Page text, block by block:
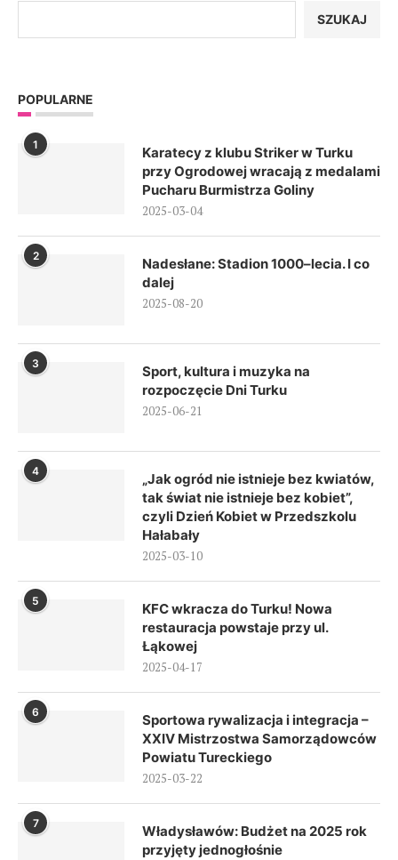
SZUKAJ
POPULARNE
1
Karatecy z klubu Striker w Turku
przy Ogrodowej wracają z medalami
Pucharu Burmistrza Goliny
2025-03-04
2
Nadesłane: Stadion 1000–lecia. I co
dalej
2025-08-20
3
Sport, kultura i muzyka na
rozpoczęcie Dni Turku
2025-06-21
4
„Jak ogród nie istnieje bez kwiatów,
tak świat nie istnieje bez kobiet”,
czyli Dzień Kobiet w Przedszkolu
Hałabały
2025-03-10
5
KFC wkracza do Turku! Nowa
restauracja powstaje przy ul.
Łąkowej
2025-04-17
6
Sportowa rywalizacja i integracja –
XXIV Mistrzostwa Samorządowców
Powiatu Tureckiego
2025-03-22
7
Władysławów: Budżet na 2025 rok
przyjęty jednogłośnie